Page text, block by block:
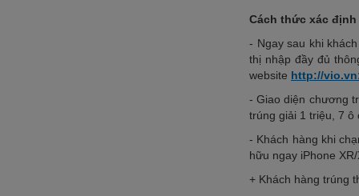
Cách thức xác
- Ngay sau khi
thị nhập đầy đủ
website http://
- Giao diện chương
trúng giải 1 triệu, 7 ô
- Khách hàng khi
hữu ngay iPhone
+ Khách hàng trúng